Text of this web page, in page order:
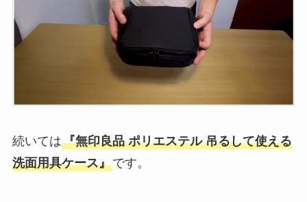
続いては『無印良品 ポリエステル 吊るして使える
洗面用具ケース』です。